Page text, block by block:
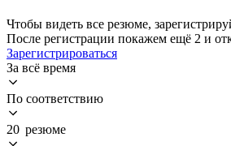
Чтобы видеть все резюме,
После регистрации покажем ещё 2 и
Зарегистрироваться
За всё время
По соответствию
20 резюме